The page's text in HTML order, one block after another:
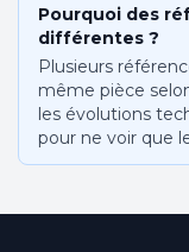
Pourquoi des
différentes ?
Plusieurs
même pièce
les évolutions
pour ne voir que